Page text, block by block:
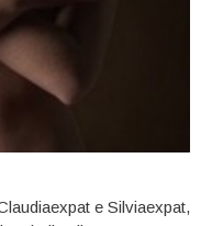
e Silviaexpat,